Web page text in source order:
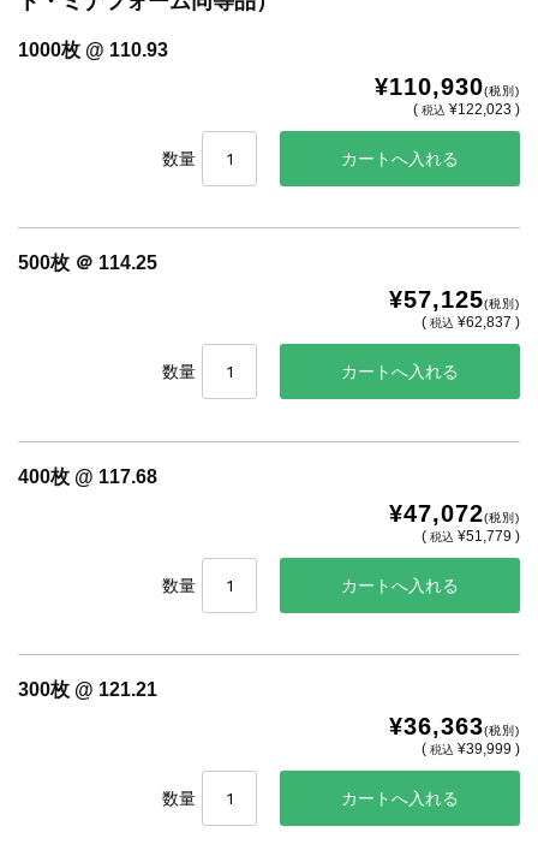
1000枚 @ 110.93
¥110,930(税別)
(税込 ¥122,023 )
数量
500枚 ＠ 114.25
¥57,125(税別)
(税込 ¥62,837 )
数量
400枚 @ 117.68
¥47,072(税別)
(税込 ¥51,779 )
数量
300枚 @ 121.21
¥36,363(税別)
(税込 ¥39,999 )
数量